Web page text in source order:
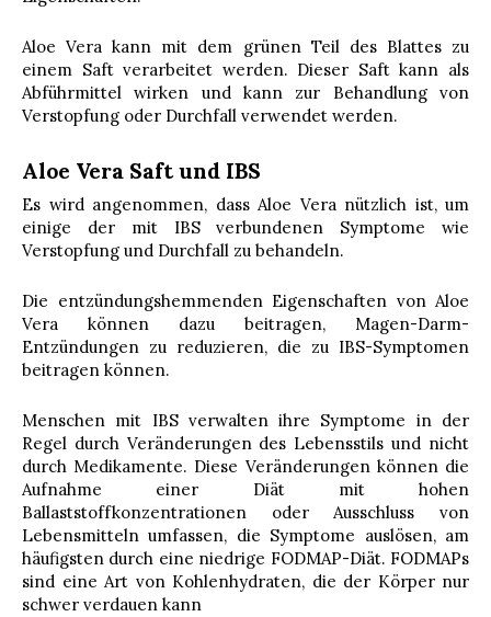
Aloe Vera kann mit dem grünen Teil des Blattes zu
einem Saft verarbeitet werden. Dieser Saft kann als
Abführmittel wirken und kann zur Behandlung von
Verstopfung oder Durchfall verwendet werden.
Aloe Vera Saft und IBS
Es wird angenommen, dass Aloe Vera nützlich ist, um
einige der mit IBS verbundenen Symptome wie
Verstopfung und Durchfall zu behandeln.
Die entzündungshemmenden Eigenschaften von Aloe
Vera können dazu beitragen, Magen-Darm-
Entzündungen zu reduzieren, die zu IBS-Symptomen
beitragen können.
Menschen mit IBS verwalten ihre Symptome in der
Regel durch Veränderungen des Lebensstils und nicht
durch Medikamente. Diese Veränderungen können die
Aufnahme einer Diät mit hohen
Ballaststoffkonzentrationen oder Ausschluss von
Lebensmitteln umfassen, die Symptome auslösen, am
häufigsten durch eine niedrige FODMAP-Diät. FODMAPs
sind eine Art von Kohlenhydraten, die der Körper nur
schwer verdauen kann